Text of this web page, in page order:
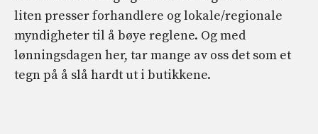
liten presser forhandlere og lokale/regionale
myndigheter til å bøye reglene. Og med
lønningsdagen her, tar mange av oss det som et
tegn på å slå hardt ut i butikkene.